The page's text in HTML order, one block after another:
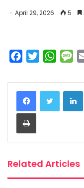
April 29, 2026 5
c
e
b
o
o
i
t
t
W
a
t
s
M
s
s
a
Print
Related Articles